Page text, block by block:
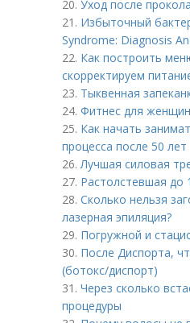
20. Уход после
21. Избыточный
Syndrome: Diagnosis
22. Как построить
скорректируем
23. Тыквенная
24. Фитнес для
25. Как начать
процесса после 50 лет
26.Лучшая силовая
27. Растолстевшая до
28. Сколько нельзя
лазерная эпиляция?
29. Погружной и
30. После Диспорта,
(ботокс/диспорт)
31. Через сколько
процедуры